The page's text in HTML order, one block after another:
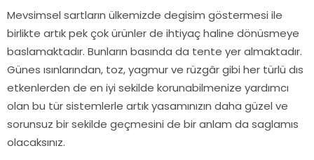
Mevsimsel sartların ülkemizde degisim göstermesi ile
birlikte artık pek çok ürünler de ihtiyaç haline dönüsmeye
baslamaktadır. Bunların basında da tente yer almaktadır.
Günes ısınlarından, toz, yagmur ve rüzgâr gibi her türlü dıs
etkenlerden de en iyi sekilde korunabilmenize yardımcı
olan bu tür sistemlerle artık yasamınızın daha güzel ve
sorunsuz bir sekilde geçmesini de bir anlam da saglamıs
olacaksınız.